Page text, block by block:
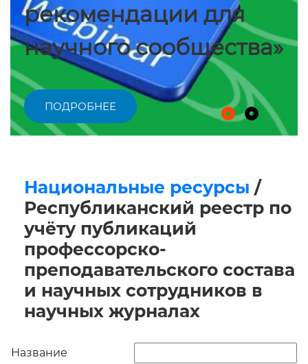
рекомендации для
научного сообщества»
ПОДРОБНЕЕ
Национальные ресурсы /
Республиканский реестр по
учёту публикаций
профессорско-
преподавательского состава
и научных сотрудников в
научных журналах
Название